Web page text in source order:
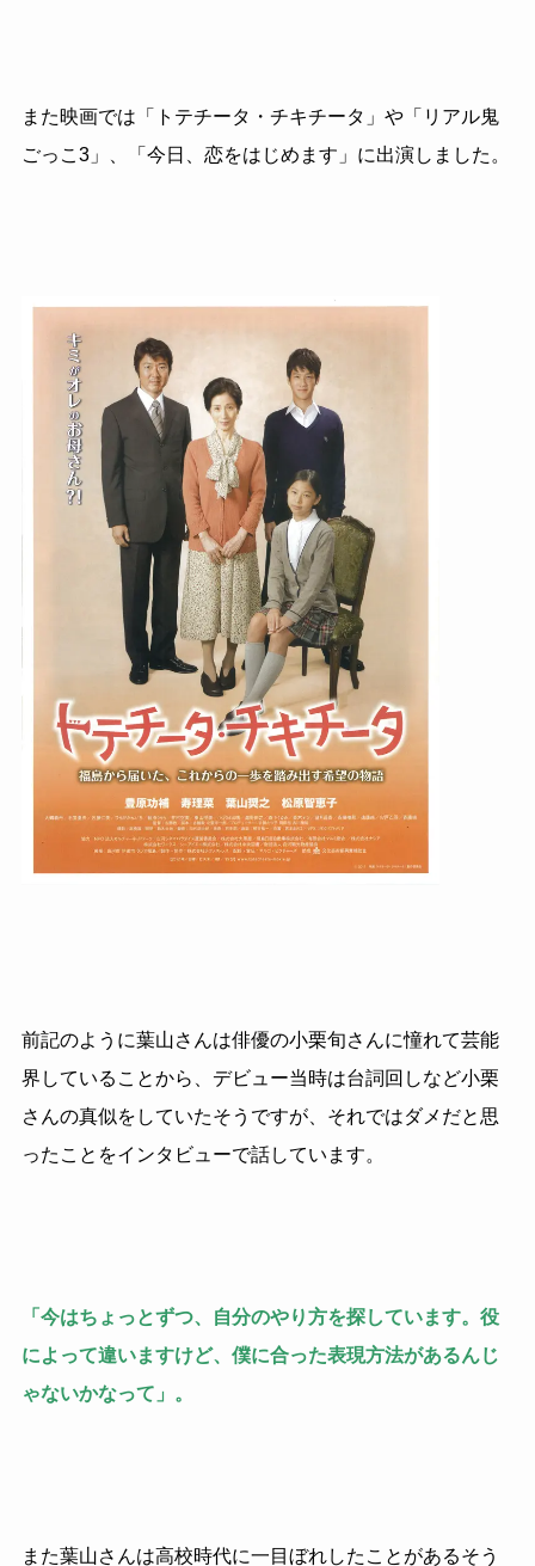
また映画では「トテチータ・チキチータ」や「リアル鬼
ごっこ3」、「今日、恋をはじめます」に出演しました。
前記のように葉山さんは俳優の小栗旬さんに憧れて芸能
界していることから、デビュー当時は台詞回しなど小栗
さんの真似をしていたそうですが、それではダメだと思
ったことをインタビューで話しています。
「今はちょっとずつ、自分のやり方を探しています。役
によって違いますけど、僕に合った表現方法があるんじ
ゃないかなって」。
また葉山さんは高校時代に一目ぼれしたことがあるそう